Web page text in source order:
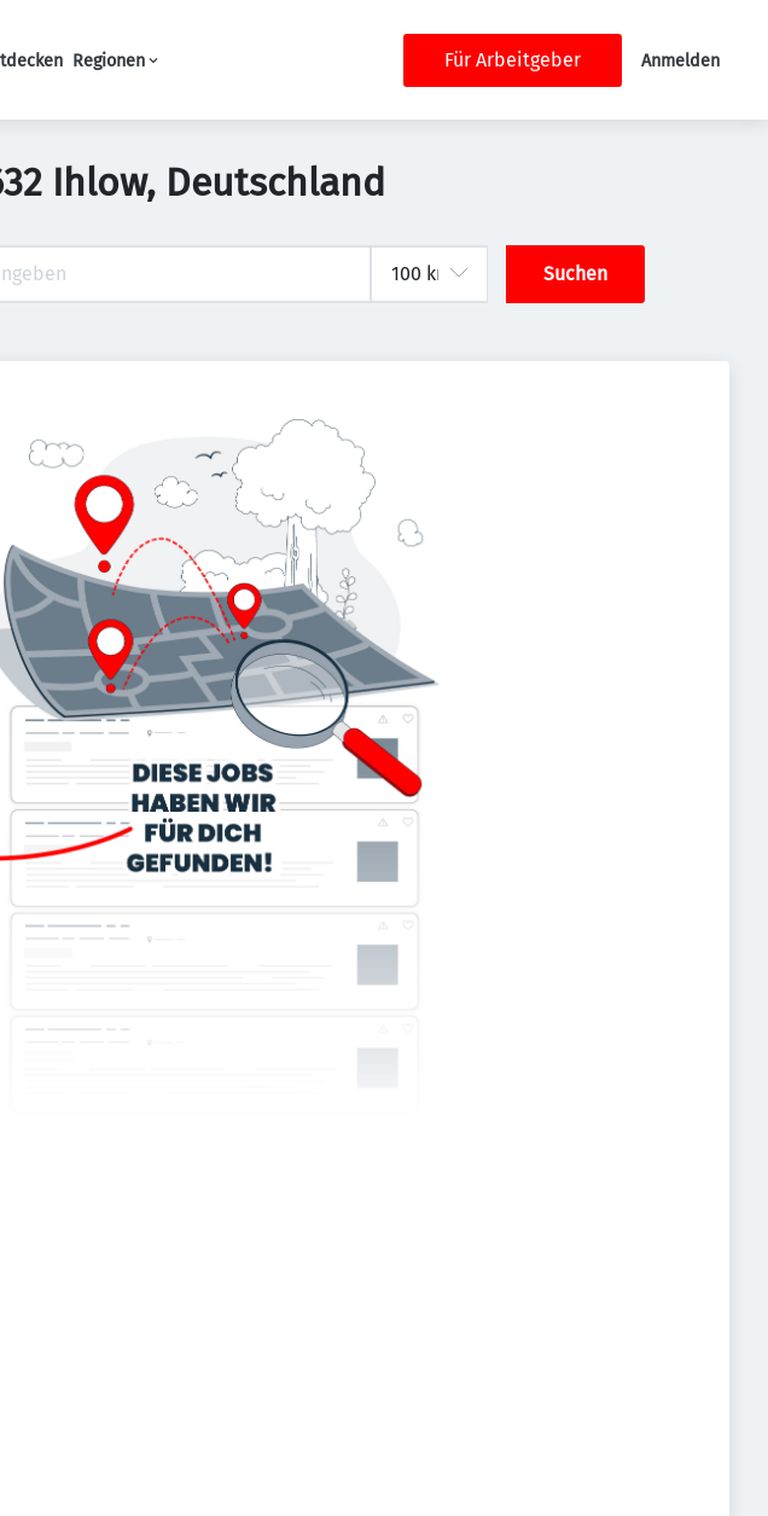
Regionen Für Arbeitgeber Anmelden
Ihlow, Deutschland
Suchen